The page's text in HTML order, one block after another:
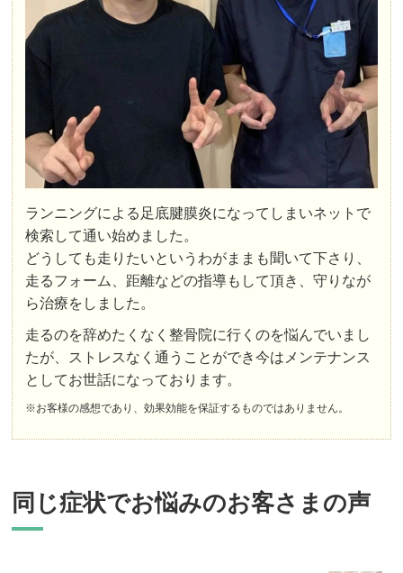
ランニングによる足底腱膜炎になってしまいネットで
検索して通い始めました。
どうしても走りたいというわがままも聞いて下さり、
走るフォーム、距離などの指導もして頂き、守りなが
ら治療をしました。
走るのを辞めたくなく整骨院に行くのを悩んでいまし
たが、ストレスなく通うことができ今はメンテナンス
としてお世話になっております。
※お客様の感想であり、効果効能を保証するものではありません。
同じ症状でお悩みのお客さまの声